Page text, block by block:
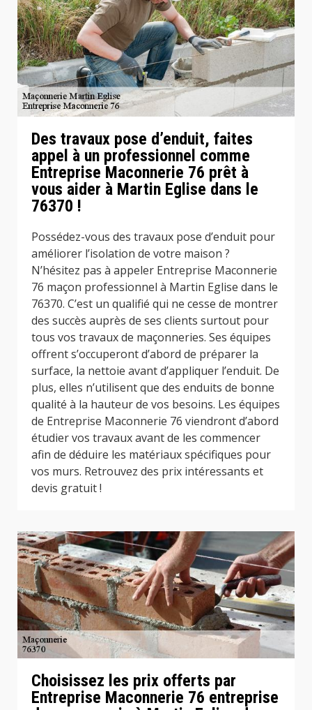
Des travaux pose d’enduit, faites
appel à un professionnel comme
Entreprise Maconnerie 76 prêt à
vous aider à Martin Eglise dans le
76370 !
Possédez-vous des travaux pose d’enduit pour
améliorer l’isolation de votre maison ?
N’hésitez pas à appeler Entreprise Maconnerie
76 maçon professionnel à Martin Eglise dans le
76370. C’est un qualifié qui ne cesse de montrer
des succès auprès de ses clients surtout pour
tous vos travaux de maçonneries. Ses équipes
offrent s’occuperont d’abord de préparer la
surface, la nettoie avant d’appliquer l’enduit. De
plus, elles n’utilisent que des enduits de bonne
qualité à la hauteur de vos besoins. Les équipes
de Entreprise Maconnerie 76 viendront d’abord
étudier vos travaux avant de les commencer
afin de déduire les matériaux spécifiques pour
vos murs. Retrouvez des prix intéressants et
devis gratuit !
Choisissez les prix offerts par
Entreprise Maconnerie 76 entreprise